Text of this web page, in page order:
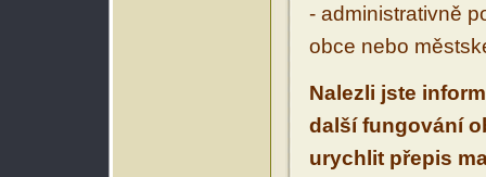
- administrativně
obce nebo
Nalezli jste
další fungování
urychlit přepis